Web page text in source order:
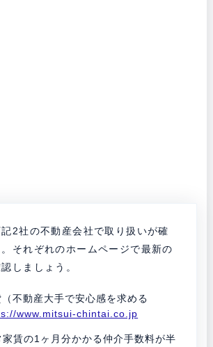
2社の不動産会社で取り扱いが確
それぞれのホームページで最新の
しましょう。
不動産大手で安心感を求める
www.mitsui-chintai.co.jp
賃の1ヶ月分かかる仲介手数料が半